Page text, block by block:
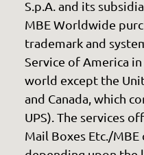
S.p.A. and its
MBE Worldwide
trademark and
Service of America
world except the
and Canada, which
UPS). The services
Mail Boxes Etc./MBE